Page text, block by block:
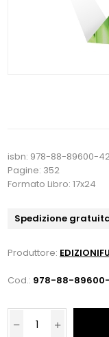
isbn: 978-88-89600-
Pagine: 352
Formato Libro: 17x24
Spedizione
Produttore:
Cod.: 978-88-